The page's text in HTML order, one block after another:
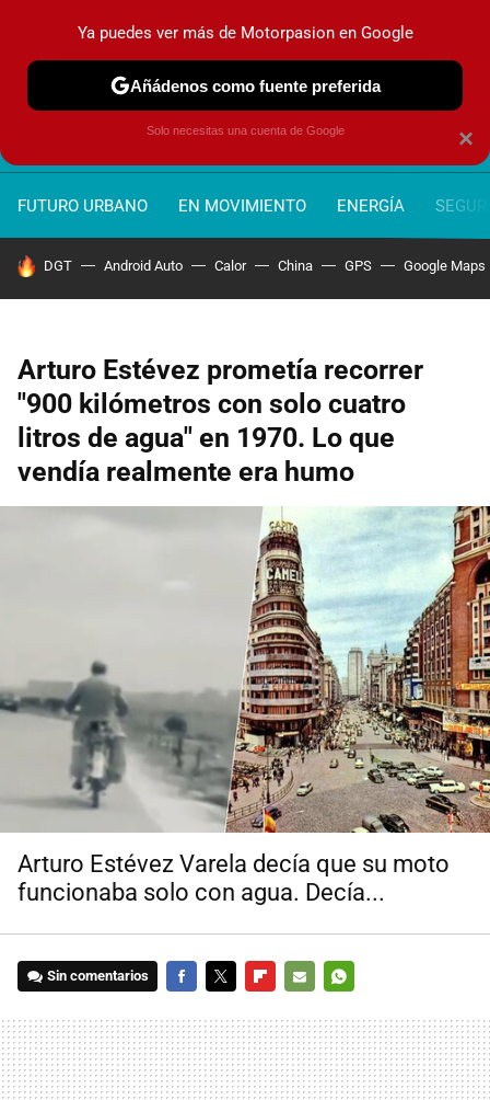
FUTURO URBANO EN MOVIMIENTO ENERGÍA
HOY SE HABLA DE
DGT Android Auto Calor China GPS Google Maps
Arturo Estévez prometía recorrer
"900 kilómetros con solo cuatro
litros de agua" en 1970. Lo que
vendía realmente era humo
Arturo Estévez Varela decía que su moto
funcionaba solo con agua. Decía...
Sin comentarios
MAIL
×
Ya puedes ver más de Motorpasion en Google
Añádenos como fuente preferida
Solo necesitas una cuenta de Google